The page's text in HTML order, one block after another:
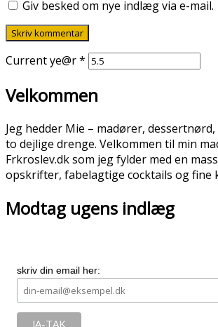
Giv besked om nye indlæg via e-mail.
Current ye@r*
Velkommen
Jeg hedder Mie – madører,
to dejlige drenge. Velkommen til min
Frkroslev.dk som jeg fylder med en
opskrifter, fabelagtige cocktails og fine
Modtag ugens indlæg
skriv din email her: